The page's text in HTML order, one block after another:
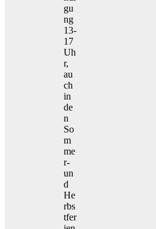
gu
ng
13-
17
Uh
r,
au
ch
in
de
n
So
m
me
r-
un
d
He
rbs
tfer